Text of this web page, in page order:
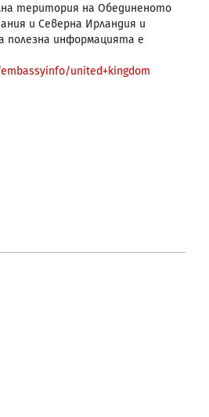
територия на Обединеното
и Северна Ирландия и
полезна информацията е
united+kingdom